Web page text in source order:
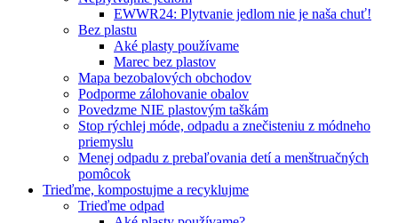
EWWR24: Plytvanie jedlom nie je naša chuť!
Bez plastu
Aké plasty používame
Marec bez plastov
Mapa bezobalových obchodov
Podporme zálohovanie obalov
Povedzme NIE plastovým taškám
Stop rýchlej móde, odpadu a znečisteniu z módneho
priemyslu
Menej odpadu z prebaľovania detí a menštruačných
pomôcok
Trieďme, kompostujme a recyklujme
Trieďme odpad